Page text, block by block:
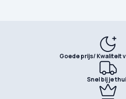
Goede prijs/ Kwaliteit
Snel bij je